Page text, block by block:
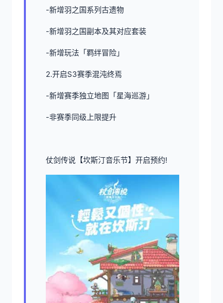
-新增羽之国系列古遗物
-新增羽之国副本及其对应套装
-新增玩法「羁绊冒险」
2.开启S3赛季混沌终焉
-新增赛季独立地图「星海巡游」
-非赛季同级上限提升
仗剑传说【坎斯汀音乐节】开启预约!